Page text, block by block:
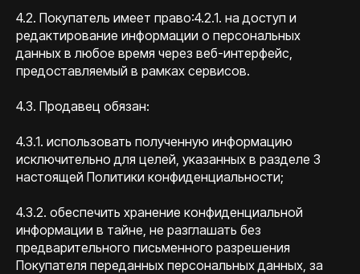
4.2. Покупатель имеет право:4.2.1. на доступ и
редактирование информации о персональных
данных в любое время через веб-интерфейс,
предоставляемый в рамках сервисов.
4.3. Продавец обязан:
4.3.1. использовать полученную информацию
исключительно для целей, указанных в разделе 3
настоящей Политики конфиденциальности;
4.3.2. обеспечить хранение конфиденциальной
информации в тайне, не разглашать без
предварительного письменного разрешения
Покупателя переданных персональных данных, за